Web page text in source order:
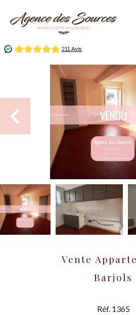
Vente
Barjols
Réf. 1365